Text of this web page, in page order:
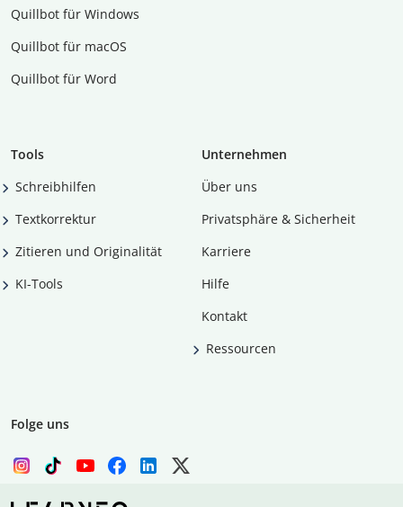
Quillbot für Windows
Quillbot für macOS
Quillbot für Word
Tools
Schreibhilfen
Textkorrektur
Zitieren und Originalität
KI-Tools
Unternehmen
Über uns
Privatsphäre & Sicherheit
Karriere
Hilfe
Kontakt
Ressourcen
Folge uns